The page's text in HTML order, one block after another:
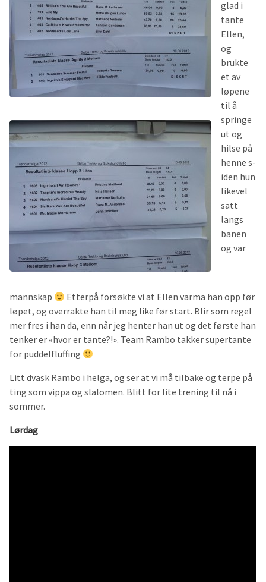
glad i
tante
Ellen,
og
brukte
et av
løpene
til å
springe
ut og
hilse på
henne s-
iden hun
likevel
satt
langs
banen
og var
mannskap
Etterpå forsøkte vi at Ellen varma han opp før
løpet, og overrakte han til meg like før start. Blir som regel
mer fres i han da, enn når jeg henter han ut og det første han
tenker er «hvor er tante?!». Team Rambo takker supertante
for puddelfluffing
Litt dvask Rambo i helga, og ser at vi må tilbake og terpe på
ting som vippa og slalomen. Blitt for lite trening til nå i
sommer.
Lørdag